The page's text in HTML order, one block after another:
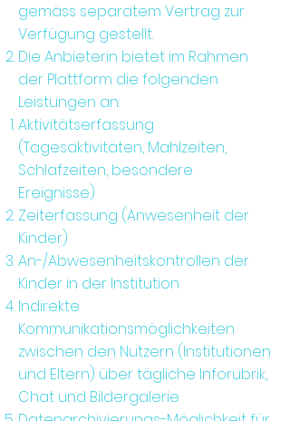
gemäss separatem Vertrag zur
Verfügung gestellt.
Die Anbieterin bietet im Rahmen
der Plattform die folgenden
Leistungen an:
Aktivitätserfassung
(Tagesaktivitäten, Mahlzeiten,
Schlafzeiten, besondere
Ereignisse)
Zeiterfassung (Anwesenheit der
Kinder)
An-/Abwesenheitskontrollen der
Kinder in der Institution
Indirekte
Kommunikationsmöglichkeiten
zwischen den Nutzern (Institutionen
und Eltern) über tägliche Inforubrik,
Chat und Bildergalerie